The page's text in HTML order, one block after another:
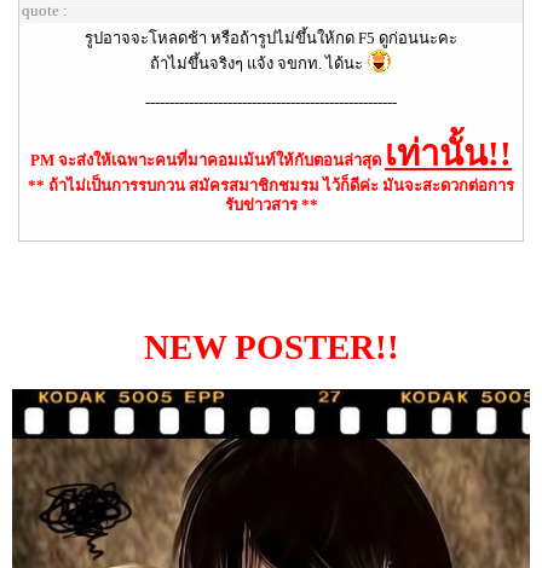
quote :
รูปอาจจะโหลดช้า หรือถ้ารูปไม่ขึ้นให้กด F5 ดูก่อนนะคะ
ถ้าไม่ขึ้นจริงๆ แจ้ง จขกท. ได้นะ
----------------------------------------------------
PM จะส่งให้เฉพาะคนที่มาคอมเม้นท์ให้กับตอนล่าสุด เท่านั้น!!
** ถ้าไม่เป็นการรบกวน สมัครสมาชิกชมรม ไว้ก็ดีค่ะ มันจะสะดวกต่อการ
รับข่าวสาร **
NEW POSTER!!